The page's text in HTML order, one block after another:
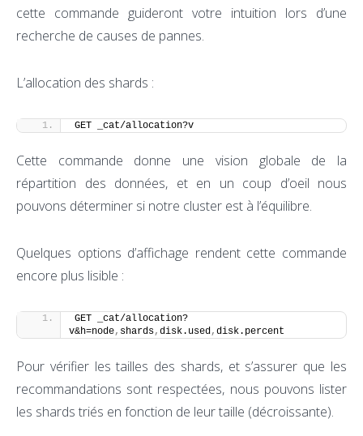
cette commande guideront votre intuition lors d’une
recherche de causes de pannes.
L’allocation des shards :
GET _cat/allocation?v
Cette commande donne une vision globale de la
répartition des données, et en un coup d’oeil nous
pouvons déterminer si notre cluster est à l’équilibre.
Quelques options d’affichage rendent cette commande
encore plus lisible :
GET _cat/allocation?
v&h=node, shards, disk.used , disk.percent
Pour vérifier les tailles des shards, et s’assurer que les
recommandations sont respectées, nous pouvons lister
les shards triés en fonction de leur taille (décroissante).